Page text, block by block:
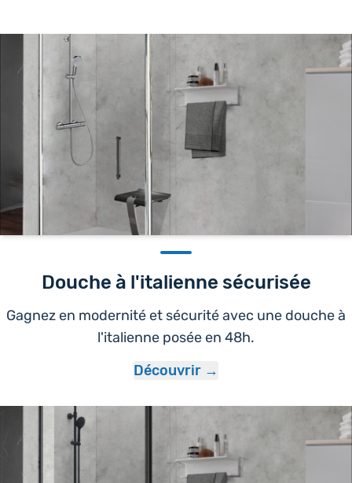
Douche à l'italienne sécurisée
Gagnez en modernité et sécurité avec une douche à
l'italienne posée en 48h.
Découvrir